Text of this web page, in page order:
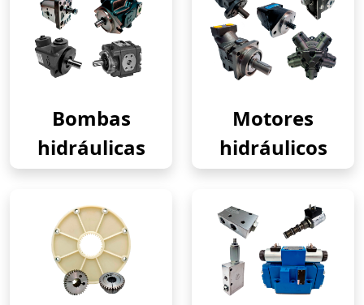
Bombas
hidráulicas
Motores
hidráulicos